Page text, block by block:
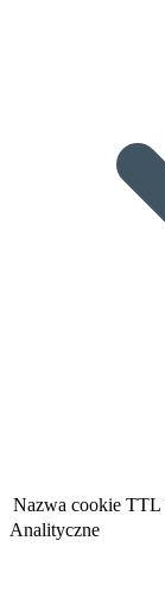
Nazwa cookie TTL
Analityczne